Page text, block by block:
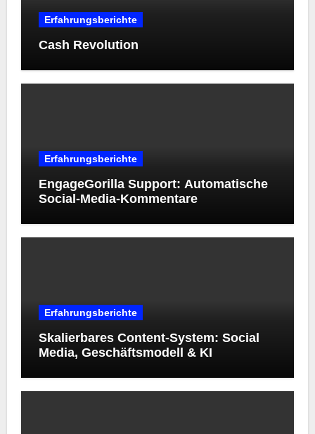
Erfahrungsberichte
Cash Revolution
Erfahrungsberichte
EngageGorilla Support: Automatische
Social-Media-Kommentare
Erfahrungsberichte
Skalierbares Content-System: Social
Media, Geschäftsmodell & KI